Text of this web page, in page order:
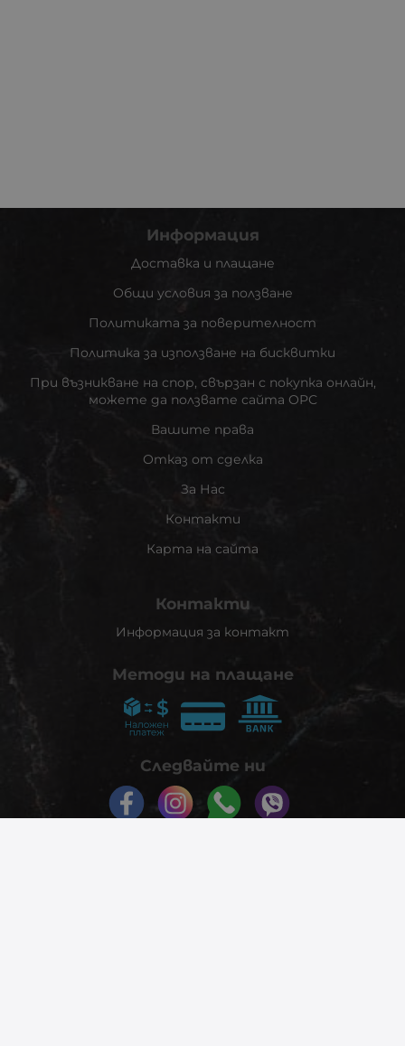
Информация
Доставка и плащане
Общи условия за ползване
Политиката за поверителност
Политика за използване на бисквитки
При възникване на спор, свързан с покупка онлайн,
можете да ползвате сайта ОРС
Вашите права
Отказ от сделка
За Нас
Контакти
Карта на сайта
Контакти
Информация за контакт
Методи на плащане
Следвайте ни